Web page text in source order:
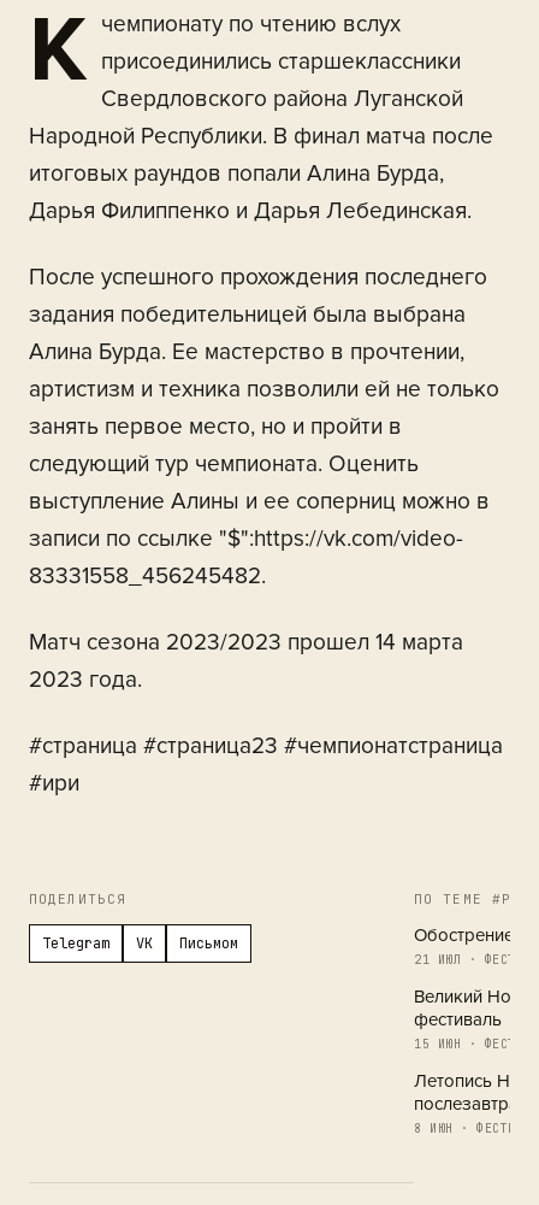
К чемпионату по чтению вслух
присоединились старшеклассники
Свердловского района Луганской
Народной Республики. В финал матча после
итоговых раундов попали Алина Бурда,
Дарья Филиппенко и Дарья Лебединская.
После успешного прохождения последнего
задания победительницей была выбрана
Алина Бурда. Ее мастерство в прочтении,
артистизм и техника позволили ей не только
занять первое место, но и пройти в
следующий тур чемпионата. Оценить
выступление Алины и ее соперниц можно в
записи по ссылке "$":https://vk.com/video-
83331558_456245482.
Матч сезона 2023/2023 прошел 14 марта
2023 года.
#страница #страница23 #чемпионатстраница
#ири
ПОДЕЛИТЬСЯ
Telegram VK Письмом
ПО ТЕМЕ
Обострение в
21 ИЮЛ ·
Великий
фестиваль
15 ИЮН ·
Летопись
послезавтра
8 ИЮН ·